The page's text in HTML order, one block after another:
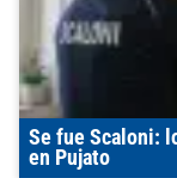
Se fue Scaloni:
en Pujato